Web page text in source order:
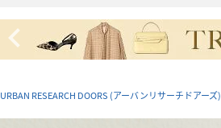
navigate_before
URBAN RESEARCH DOORS (アーバンリサーチドアーズ)